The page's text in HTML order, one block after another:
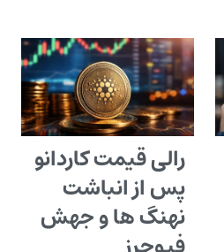
رالی قیمت کاردانو
پس از انباشت
نهنگ ها و جهش